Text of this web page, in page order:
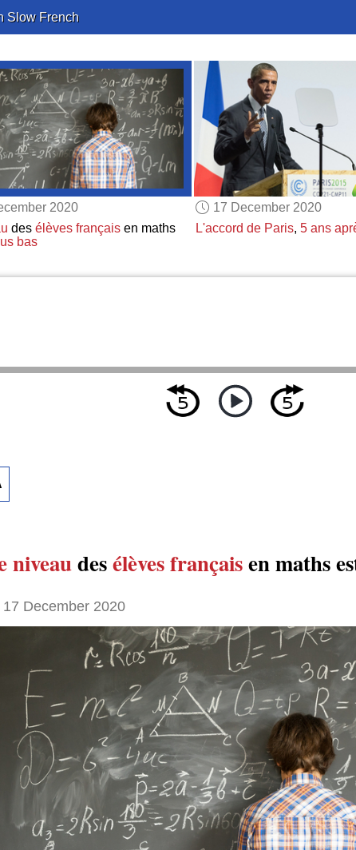
Slow French
2020
des élèves françaisen maths
bas
17 December 2020
L'accord de Paris, 5 ans
niveaudesélèves françaisen maths
17 December 2020